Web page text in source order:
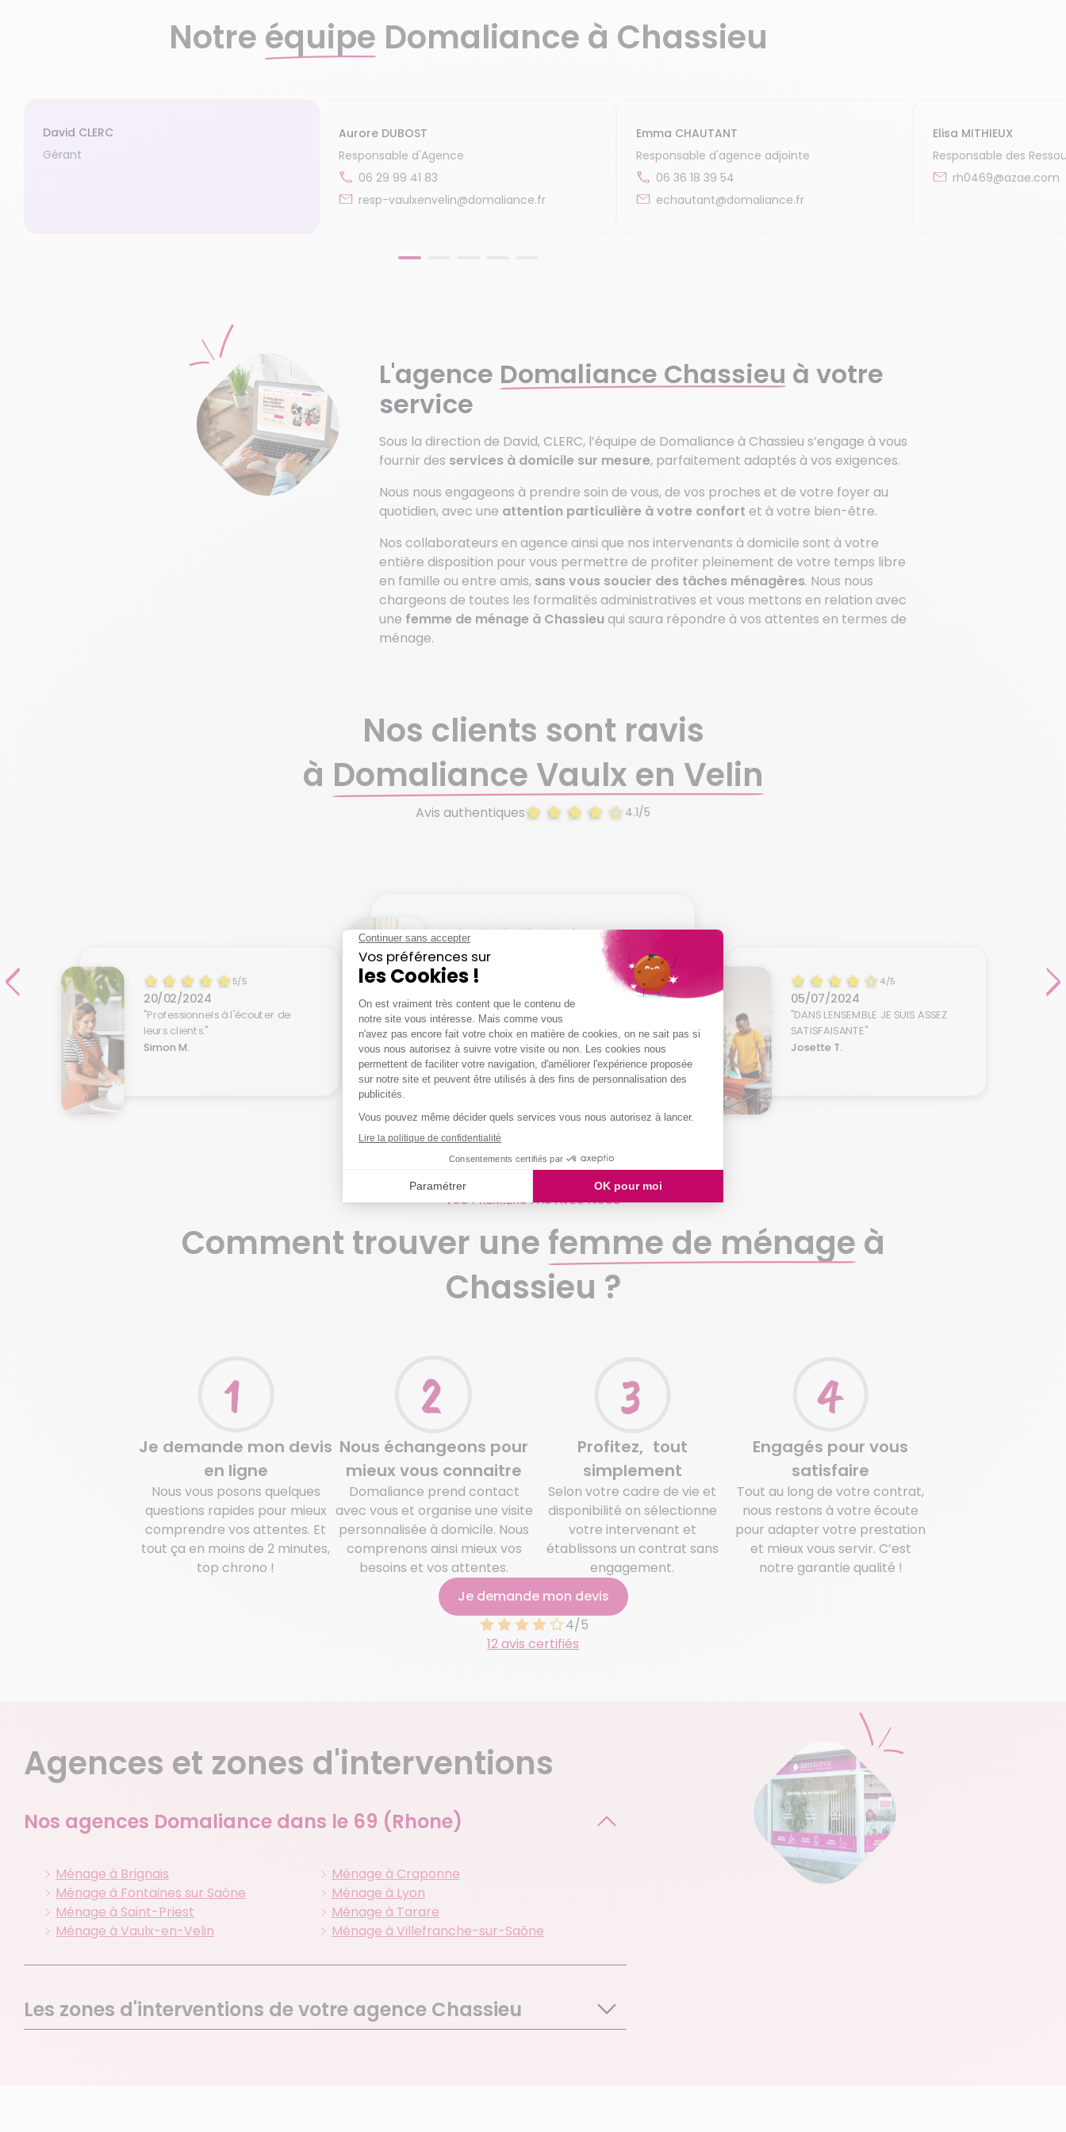
Notre équipe Domaliance à Chassieu
David CLERC
Gérant
Aurore DUBOST
Responsable d'Agence
06 29 99 41 83
resp-vaulxenvelin@domaliance.fr
Emma CHAUTANT
Responsable d'agence adjointe
06 36 18 39 54
echautant@domaliance.fr
Elisa MITHIEUX
Responsable des
rh0469@azae.com
L'agence Domaliance Chassieu à votre
service
Sous la direction de David, CLERC, l’équipe de Domaliance à Chassieu s’engage à vous
fournir des services à domicile sur mesure, parfaitement adaptés à vos exigences.
Nous nous engageons à prendre soin de vous, de vos proches et de votre foyer au
quotidien, avec une attention particulière à votre confort et à votre bien-être.
Nos collaborateurs en agence ainsi que nos intervenants à domicile sont à votre
entière disposition pour vous permettre de profiter pleinement de votre temps libre
en famille ou entre amis, sans vous soucier des tâches ménagères. Nous nous
chargeons de toutes les formalités administratives et vous mettons en relation avec
une femme de ménage à Chassieuqui saura répondre à vos attentes en termes de
ménage.
Nos clients sont ravis
à Domaliance Vaulx en Velin
Avis authentiques 4.1/5
5/5
20/02/2024
"Professionnels à l'écouter de
leurs clients."
Simon M.
15/07/2026
"Au plus proche du patient et
réconfortant présence de bonne
alloie"
Jean P.
4/5
05/07/2024
"DANS LENSEMBLE JE SUIS ASSEZ
SATISFAISANTE"
Josette T.
VOS PREMIERS PAS AVEC NOUS
Comment trouver une femme de ménage à
Chassieu ?
Je demande mon devis
en ligne
Nous vous posons quelques
questions rapides pour mieux
comprendre vos attentes. Et
tout ça en moins de 2 minutes,
top chrono !
Nous échangeons pour
mieux vous connaitre
Domaliance prend contact
avec vous et organise une visite
personnalisée à domicile. Nous
comprenons ainsi mieux vos
besoins et vos attentes.
Profitez, tout
simplement
Selon votre cadre de vie et
disponibilité on sélectionne
votre intervenant et
établissons un contrat sans
engagement.
Engagés pour vous
satisfaire
Tout au long de votre contrat,
nous restons à votre écoute
pour adapter votre prestation
et mieux vous servir. C’est
notre garantie qualité !
Je demande mon devis
4/5
12 avis certifiés
Agences et zones d'interventions
Nos agences Domaliance dans le 69 (Rhone)
Ménage à Brignais
Ménage à Craponne
Ménage à Fontaines sur Saône
Ménage à Lyon
Ménage à Saint-Priest
Ménage à Tarare
Ménage à Vaulx-en-Velin
Ménage à Villefranche-sur-Saône
Les zones d'interventions de votre agence Chassieu